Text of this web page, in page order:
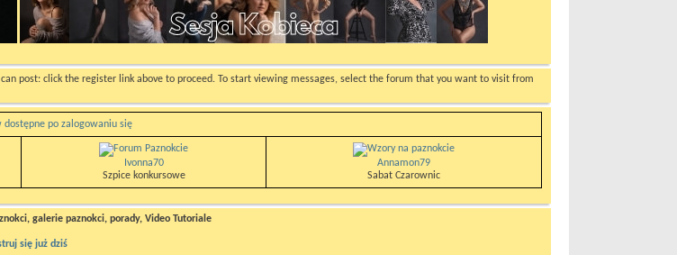
post: click the register link above to proceed. To start viewing messages, select the forum that you want to visit from
po zalogowaniu się
Ivonna70
Szpice konkursowe
Annamon79
Sabat Czarownic
galerie paznokci, porady, Video Tutoriale
się już dziś